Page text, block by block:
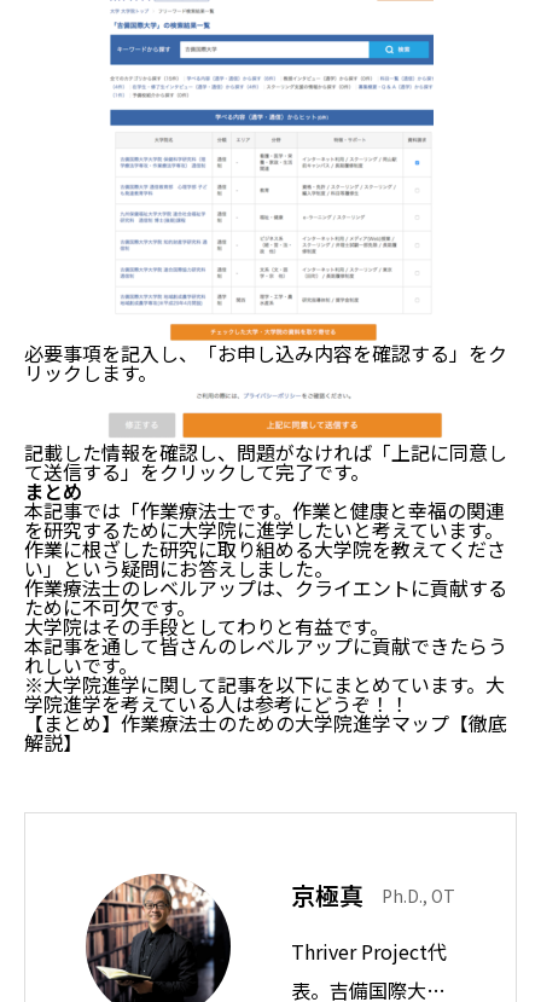
必要事項を記入し、「お申し込み内容を確認する」をク
リックします。
記載した情報を確認し、問題がなければ「上記に同意し
て送信する」をクリックして完了です。
まとめ
本記事では「作業療法士です。作業と健康と幸福の関連
を研究するために大学院に進学したいと考えています。
作業に根ざした研究に取り組める大学院を教えてくださ
い」という疑問にお答えしました。
作業療法士のレベルアップは、クライエントに貢献する
ために不可欠です。
大学院はその手段としてわりと有益です。
本記事を通して皆さんのレベルアップに貢献できたらう
れしいです。
※大学院進学に関して記事を以下にまとめています。大
学院進学を考えている人は参考にどうぞ！！
【まとめ】作業療法士のための大学院進学マップ【徹底
解説】
京極真 Ph.D., OT
Thriver Project代
表。吉備国際大学